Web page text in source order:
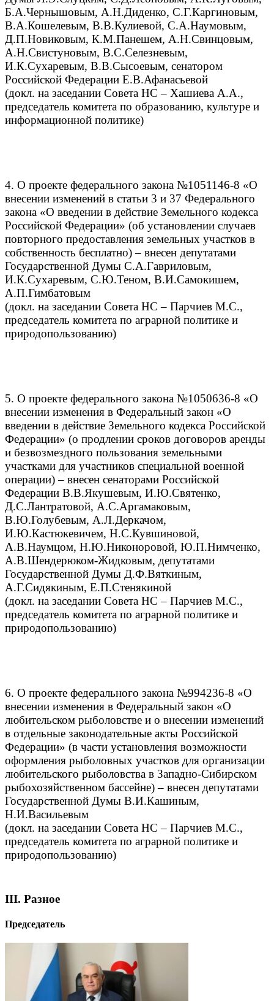
Б.А.Чернышовым, А.Н.Диденко, С.Г.Каргиновым,
В.А.Кошелевым, В.В.Кулиевой, С.А.Наумовым,
Д.П.Новиковым, К.М.Панешем, А.Н.Свинцовым,
А.Н.Свистуновым, В.С.Селезневым,
И.К.Сухаревым, В.В.Сысоевым, сенатором
Российской Федерации Е.В.Афанасьевой
(докл. на заседании Совета НС – Хашиева А.А.,
председатель комитета по образованию, культуре и
информационной политике)
4. О проекте федерального закона №1051146-8 «О
внесении изменений в статьи 3 и 37 Федерального
закона «О введении в действие Земельного кодекса
Российской Федерации» (об установлении случаев
повторного предоставления земельных участков в
собственность бесплатно) – внесен депутатами
Государственной Думы С.А.Гавриловым,
И.К.Сухаревым, С.Ю.Теном, В.И.Самокишем,
А.П.Гимбатовым
(докл. на заседании Совета НС – Парчиев М.С.,
председатель комитета по аграрной политике и
природопользованию)
5. О проекте федерального закона №1050636-8 «О
внесении изменения в Федеральный закон «О
введении в действие Земельного кодекса Российской
Федерации» (о продлении сроков договоров аренды
и безвозмездного пользования земельными
участками для участников специальной военной
операции) – внесен сенаторами Российской
Федерации В.В.Якушевым, И.Ю.Святенко,
Д.С.Лантратовой, А.С.Аргамаковым,
В.Ю.Голубевым, А.Л.Деркачом,
И.Ю.Кастюкевичем, Н.С.Кувшиновой,
А.В.Наумцом, Н.Ю.Никоноровой, Ю.П.Нимченко,
А.В.Шендерюком-Жидковым, депутатами
Государственной Думы Д.Ф.Вяткиным,
А.Г.Сидякиным, Е.П.Стенякиной
(докл. на заседании Совета НС – Парчиев М.С.,
председатель комитета по аграрной политике и
природопользованию)
6. О проекте федерального закона №994236-8 «О
внесении изменения в Федеральный закон «О
любительском рыболовстве и о внесении изменений
в отдельные законодательные акты Российской
Федерации» (в части установления возможности
оформления рыболовных участков для организации
любительского рыболовства в Западно-Сибирском
рыбохозяйственном бассейне) – внесен депутатами
Государственной Думы В.И.Кашиным,
Н.И.Васильевым
(докл. на заседании Совета НС – Парчиев М.С.,
председатель комитета по аграрной политике и
природопользованию)
III. Разное
Председатель